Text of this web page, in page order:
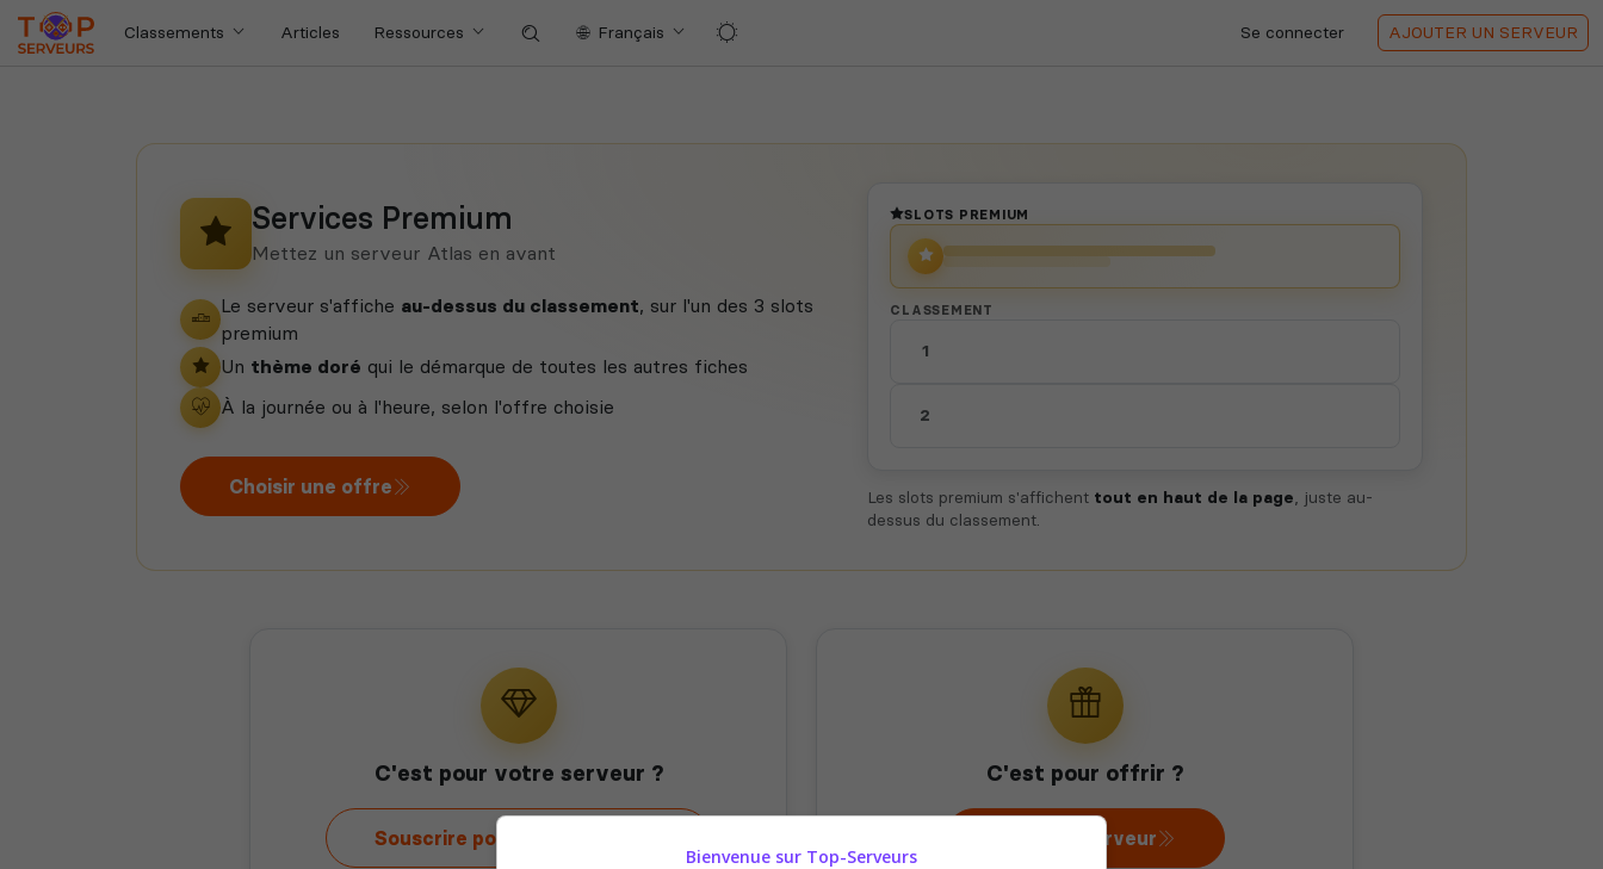
Classements Articles Ressources Français Se connecter AJOUTER UN SERVEUR
Services Premium
Mettez un serveur Atlas en avant
Le serveur s'affiche au-dessus du classement, sur l'un des 3 slots
premium
Un thème doré qui le démarque de toutes les autres fiches
À la journée ou à l'heure, selon l'offre choisie
Choisir une offre
SLOTS PREMIUM
CLASSEMENT
1
2
Les slots premium s'affichent tout en haut de la page, juste au-
dessus du classement.
C'est pour votre serveur ?
Souscrire pour mon serveur
C'est pour offrir ?
Offrir au serveur
Bienvenue sur Top-Serveurs